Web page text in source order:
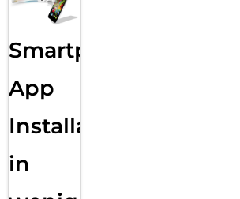
Smartphone
App
Installation
in